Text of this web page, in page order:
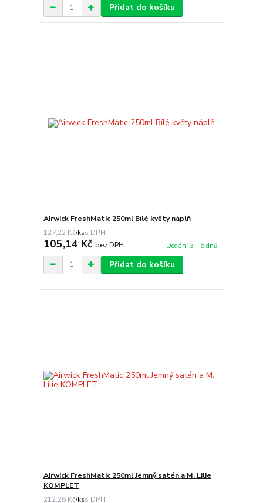
Přidat do košíku
Airwick FreshMatic 250ml Bílé květy náplň
127,22 Kč/ks
105,14 Kč bez DPH Dodání 3 - 6 dnů
Přidat do košíku
Airwick FreshMatic 250ml Jemný satén a M. Lilie
KOMPLET
212,26 Kč/ks